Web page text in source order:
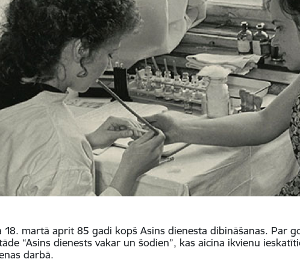
18. martā aprit 85 gadi kopš Asins dienesta dibināšanas. Par
“Asins dienests vakar un šodien”, kas aicina ikvienu
darbā.